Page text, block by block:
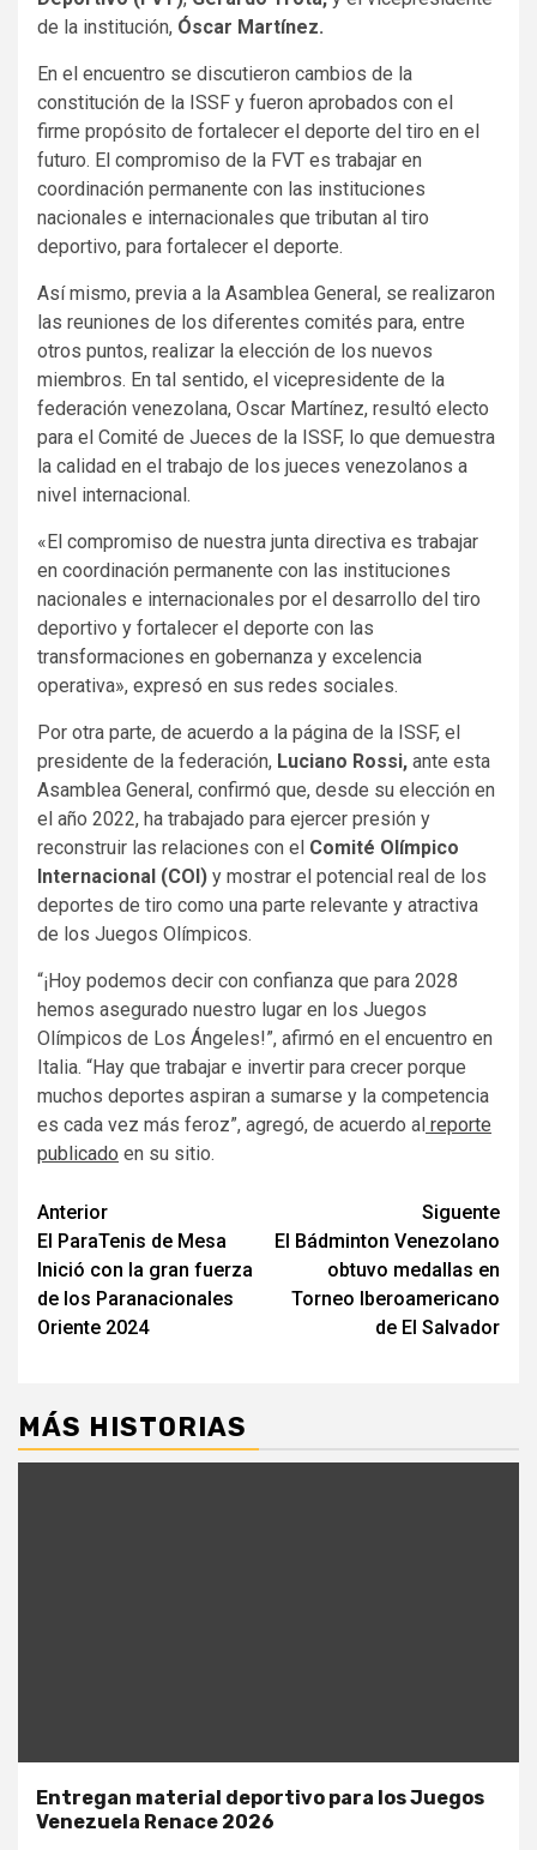
de la institución, Óscar Martínez.
En el encuentro se discutieron cambios de la
constitución de la ISSF y fueron aprobados con el
firme propósito de fortalecer el deporte del tiro en el
futuro. El compromiso de la FVT es trabajar en
coordinación permanente con las instituciones
nacionales e internacionales que tributan al tiro
deportivo, para fortalecer el deporte.
Así mismo, previa a la Asamblea General, se realizaron
las reuniones de los diferentes comités para, entre
otros puntos, realizar la elección de los nuevos
miembros. En tal sentido, el vicepresidente de la
federación venezolana, Oscar Martínez, resultó electo
para el Comité de Jueces de la ISSF, lo que demuestra
la calidad en el trabajo de los jueces venezolanos a
nivel internacional.
«El compromiso de nuestra junta directiva es trabajar
en coordinación permanente con las instituciones
nacionales e internacionales por el desarrollo del tiro
deportivo y fortalecer el deporte con las
transformaciones en gobernanza y excelencia
operativa», expresó en sus redes sociales.
Por otra parte, de acuerdo a la página de la ISSF, el
presidente de la federación, Luciano Rossi, ante esta
Asamblea General, confirmó que, desde su elección en
el año 2022, ha trabajado para ejercer presión y
reconstruir las relaciones con el Comité Olímpico
Internacional (COI) y mostrar el potencial real de los
deportes de tiro como una parte relevante y atractiva
de los Juegos Olímpicos.
“¡Hoy podemos decir con confianza que para 2028
hemos asegurado nuestro lugar en los Juegos
Olímpicos de Los Ángeles!”, afirmó en el encuentro en
Italia. “Hay que trabajar e invertir para crecer porque
muchos deportes aspiran a sumarse y la competencia
es cada vez más feroz”, agregó, de acuerdo al reporte
publicado en su sitio.
Navegación
de
entradas
Anterior
El ParaTenis de Mesa
Inició con la gran fuerza
de los Paranacionales
Oriente 2024
Siguente
El Bádminton Venezolano
obtuvo medallas en
Torneo Iberoamericano
de El Salvador
MÁS HISTORIAS
Entregan material deportivo para los Juegos
Venezuela Renace 2026